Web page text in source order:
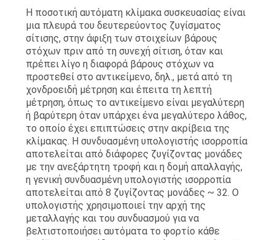
ΠΟΛΙΤΙΚΉ
ΑΠΟΡΡΉΤΟΥ
Η ποσοτική αυτόματη κλίμακα συσκευασίας είναι
μια πλευρά του δευτερεύοντος ζυγίσματος
σίτισης, στην άφιξη των στοιχείων βάρους
στόχων πριν από τη συνεχή σίτιση, όταν και
πρέπει λίγο η διαφορά βάρους στόχων να
προστεθεί στο αντικείμενο, δηλ., μετά από τη
χονδροειδή μέτρηση και έπειτα τη λεπτή
μέτρηση, όπως το αντικείμενο είναι μεγαλύτερη
ή βαρύτερη όταν υπάρχει ένα μεγαλύτερο λάθος,
το οποίο έχει επιπτώσεις στην ακρίβεια της
κλίμακας. Η συνδυασμένη υπολογιστής ισορροπία
αποτελείται από διάφορες ζυγίζοντας μονάδες
με την ανεξάρτητη τροφή και η δομή απαλλαγής,
η γενική συνδυασμένη υπολογιστής ισορροπία
αποτελείται από 8 ζυγίζοντας μονάδες ~ 32. Ο
υπολογιστής χρησιμοποιεί την αρχή της
μεταλλαγής και του συνδυασμού για να
βελτιστοποιήσει αυτόματα το φορτίο κάθε